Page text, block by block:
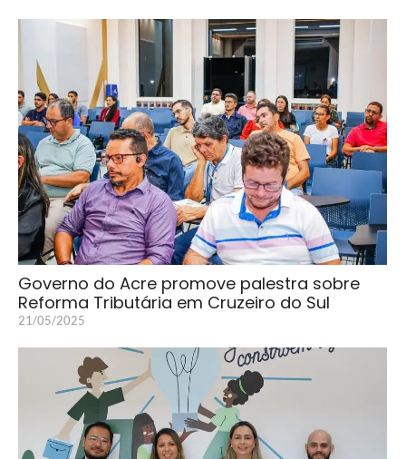
Governo do Acre promove palestra sobre
Reforma Tributária em Cruzeiro do Sul
21/05/2025